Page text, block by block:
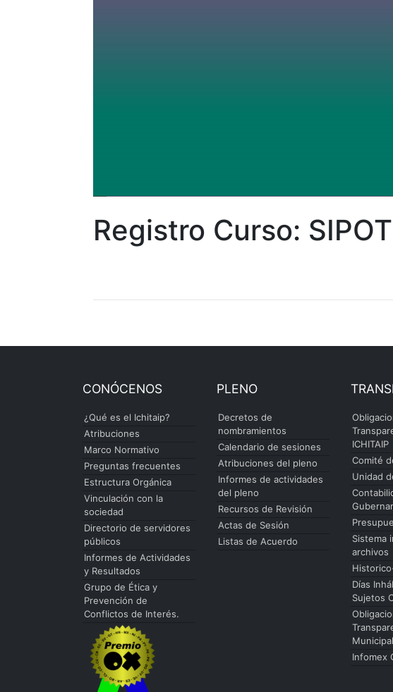
Registro Curso:
CONÓCENOS
¿Qué es el Ichitaip?
Atribuciones
Marco Normativo
Preguntas frecuentes
Estructura Orgánica
Vinculación con la
sociedad
Directorio de servidores
públicos
Informes de Actividades
y Resultados
Grupo de Ética y
Prevención de
Conflictos de Interés.
PLENO
Decretos de
nombramientos
Calendario de sesiones
Atribuciones del pleno
Informes de actividades
del pleno
Recursos de Revisión
Actas de Sesión
Listas de Acuerdo
ICHITAIP
Comité
Unidad
Sistema
archivos
Días
Sujetos
Infomex